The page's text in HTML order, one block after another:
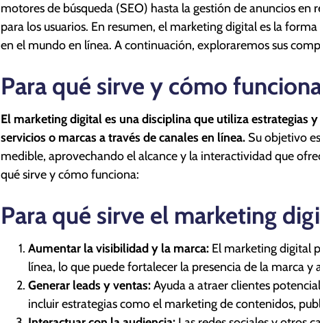
motores de búsqueda (SEO) hasta la gestión de anuncios en
para los usuarios. En resumen, el marketing digital es la
en el mundo en línea. A continuación, exploraremos sus
Para qué sirve y cómo
El marketing digital es una disciplina que utiliza estrategias
servicios o marcas a través de canales en línea. Su objetivo
medible, aprovechando el alcance y la interactividad que
qué sirve y cómo funciona:
Para qué sirve el marketing
Aumentar la visibilidad y la marca: El marketing digital
línea, lo que puede fortalecer la presencia de la marca y
Generar leads y ventas:Ayuda a atraer clientes
incluir estrategias como el marketing de contenidos,